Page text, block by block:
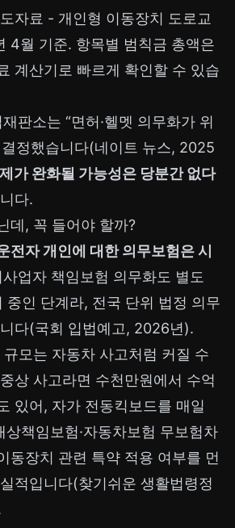
자료 - 개인형 이동장치 도로교
4월 기준. 항목별 범칙금 총액은
계산기로 빠르게 확인할 수 있습
판소는 “면허·헬멧 의무화가 위
정했습니다(네이트 뉴스, 2025
가 완화될 가능성은 당분간 없다
다.
데, 꼭 들어야 할까?
전자 개인에 대한 의무보험은 시
업자 책임보험 의무화도 별도
중인 단계라, 전국 단위 법정 의무
다(국회 입법예고, 2026년).
모는 자동차 사고처럼 커질 수
상 사고라면 수천만원에서 수억
있어, 자가 전동킥보드를 매일
상책임보험·자동차보험 무보험차
동장치 관련 특약 적용 여부를 먼
적입니다(찾기쉬운 생활법령정